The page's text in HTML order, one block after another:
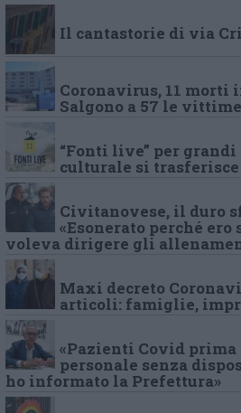
Il cantastorie di via
Coronavirus, 11 morti
Salgono a 57 le
“Fonti live” per
culturale si
Civitanovese, il duro
«Esonerato perché
voleva dirigere gli
Maxi decreto
articoli: famiglie,
«Pazienti Covid
personale senza
ho informato la Prefettura»